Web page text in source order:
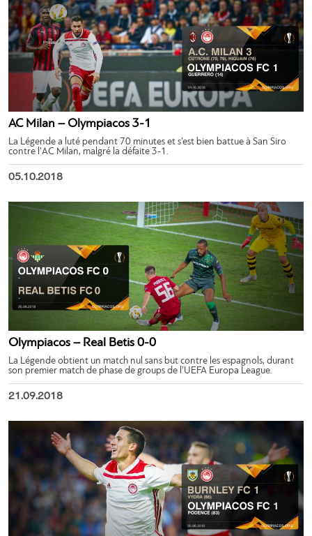
AC Milan – Olympiacos 3-1
La Légende a luté pendant 70 minutes et s’est bien battue à San Siro
contre l’AC Milan, malgré la défaite 3-1.
05.10.2018
Olympiacos – Real Betis 0-0
La Légende obtient un match nul sans but contre les espagnols, durant
son premier match de phase de groups de l’UEFA Europa League.
21.09.2018